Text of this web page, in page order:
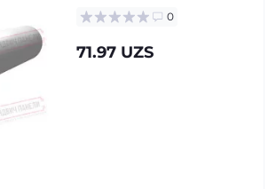
0
71.97 UZS